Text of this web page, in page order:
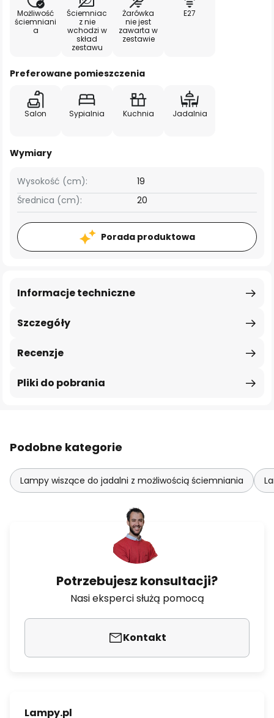
Możliwość
ściemniani
a
Ściemniac
z nie
wchodzi w
skład
zestawu
Żarówka
nie jest
zawarta w
zestawie
E27
Preferowane pomieszczenia
Salon Sypialnia Kuchnia Jadalnia
Wymiary
Wysokość (cm):
19
Średnica (cm):
20
Porada produktowa
Szczegóły
Informacje techniczne
Recenzje
Pliki do pobrania
Podobne kategorie
Lampy wiszące do jadalni z możliwością ściemniania
Potrzebujesz konsultacji?
Nasi eksperci służą pomocą
Kontakt
Lampy.pl